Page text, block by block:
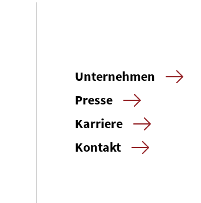
Unternehmen
Presse
Karriere
Kontakt